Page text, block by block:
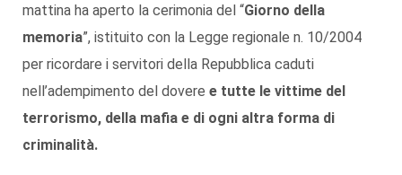
mattina ha aperto la cerimonia del “Giorno della
memoria”, istituito con la Legge regionale n. 10/2004
per ricordare i servitori della Repubblica caduti
nell’adempimento del dovere e tutte le vittime del
terrorismo, della mafia e di ogni altra forma di
criminalità.